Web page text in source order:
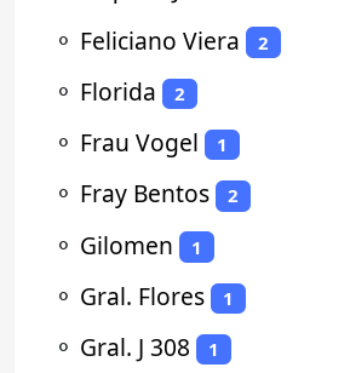
⚬ Feliciano Viera 2
⚬ Florida 2
⚬ Frau Vogel 1
⚬ Fray Bentos 2
⚬ Gilomen 1
⚬ Gral. Flores 1
⚬ Gral. J 308 1